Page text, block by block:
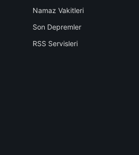
Namaz Vakitleri
Son Depremler
RSS Servisleri